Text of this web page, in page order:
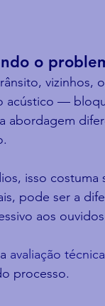
o
vizinhos,
acústico —
abordagem
isso costuma
pode ser a
aos
avaliação
processo.